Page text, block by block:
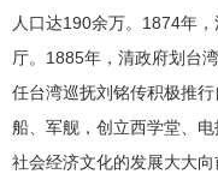
人口达190余万。1874年
厅。1885年，清政府划台
任台湾巡抚刘铭传积极推
船、军舰，创立西学堂、
社会经济文化的发展大大向